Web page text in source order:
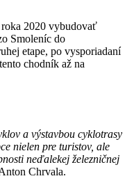
roka 2020 vybudovať
Smoleníc do
etape, po vysporiadaní
chodník až na
a výstavbou cyklotrasy
nielen pre turistov, ale
neďalekej železničnej
Chrvala.